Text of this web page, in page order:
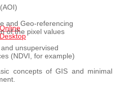
and Geo-referencing
of the pixel values
unsupervised
(NDVI, for example)
concepts of GIS and minimal